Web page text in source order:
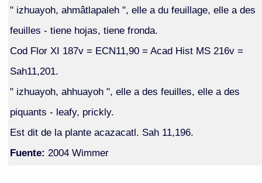
" izhuayoh, ahmâtlapaleh ", elle a du feuillage, elle a des
feuilles - tiene hojas, tiene fronda.
Cod Flor XI 187v = ECN11,90 = Acad Hist MS 216v =
Sah11,201.
" izhuayoh, ahhuayoh ", elle a des feuilles, elle a des
piquants - leafy, prickly.
Est dit de la plante acazacatl. Sah 11,196.
Fuente: 2004 Wimmer